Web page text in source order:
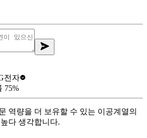
전자
75%
역량을 더 보유할 수 있는 이공계열의
다 생각합니다.